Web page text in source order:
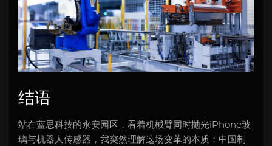
结语
站在蓝思科技的永安园区，看着机械臂同时抛光iPhone玻
璃与机器人传感器，我突然理解这场变革的本质：中国制